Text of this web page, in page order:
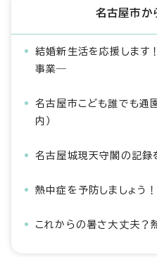
名古屋市か
結婚新生活を応援しま
事業―
名古屋市こども誰でも通
内）
名古屋城現天守閣の記録
熱中症を予防しましょう！
これからの暑さ大丈夫？